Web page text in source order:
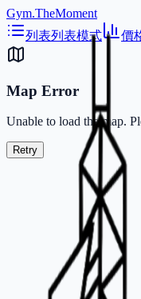
Gym.TheMoment
列表列表模式 價
Map Error
Unable to load the map.
Retry